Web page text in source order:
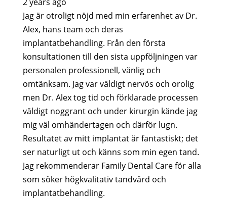
Jag är otroligt nöjd med min erfarenhet av Dr.
Alex, hans team och deras
implantatbehandling. Från den första
konsultationen till den sista uppföljningen var
personalen professionell, vänlig och
omtänksam. Jag var väldigt nervös och orolig
men Dr. Alex tog tid och förklarade processen
väldigt noggrant och under kirurgin kände jag
mig väl omhändertagen och därför lugn.
Resultatet av mitt implantat är fantastiskt; det
ser naturligt ut och känns som min egen tand.
Jag rekommenderar Family Dental Care för alla
som söker högkvalitativ tandvård och
implantatbehandling.